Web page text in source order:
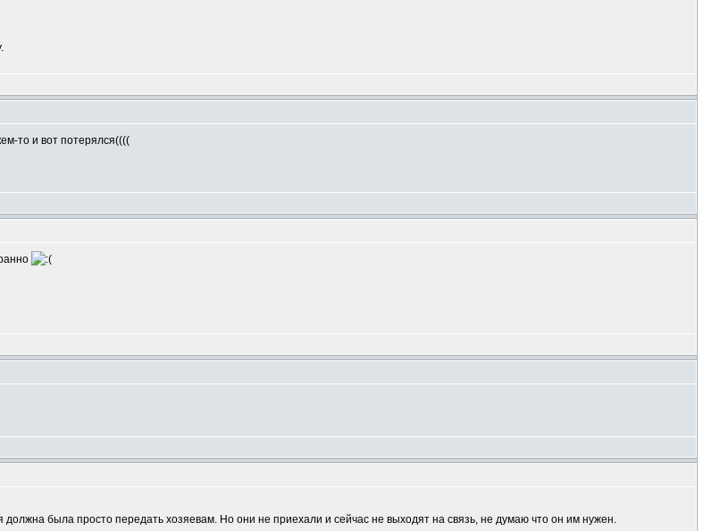
то и вот потерялся((((
должна была просто передать хозяевам. Но они не приехали и сейчас не выходят на связь, не думаю что он им нужен.